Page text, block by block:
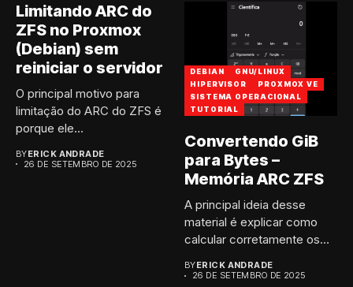
Limitando ARC do
ZFS no Proxmox
(Debian) sem
reiniciar o servidor
O principal motivo para
limitação do ARC do ZFS é
porque ele...
BYERICK ANDRADE
26 DE SETEMBRO DE 2025
DEBIAN
GNU/LINUX
HIPERVISOR
PROXMOX VE
SISTEMA OPERACIONAL
TUTORIAL
Convertendo GiB
para Bytes –
Memória ARC ZFS
A principal ideia desse
material é explicar como
calcular corretamente os
BYERICK ANDRADE
26 DE SETEMBRO DE 2025